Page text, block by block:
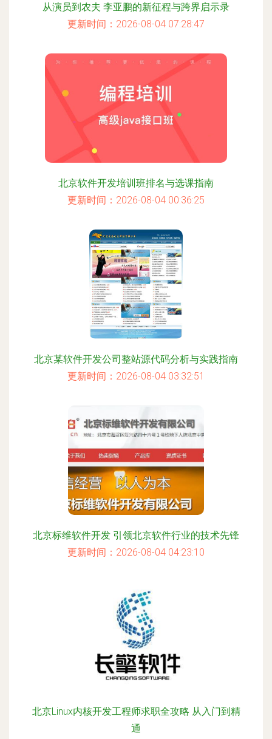
从演员到农夫 李亚鹏的新征程与跨界启示录
更新时间：2026-08-04 07:28:47
北京软件开发培训班排名与选课指南
更新时间：2026-08-04 00:36:25
北京某软件开发公司整站源代码分析与实践指南
更新时间：2026-08-04 03:32:51
北京标维软件开发 引领北京软件行业的技术先锋
更新时间：2026-08-04 04:23:10
北京Linux内核开发工程师求职全攻略 从入门到精
通